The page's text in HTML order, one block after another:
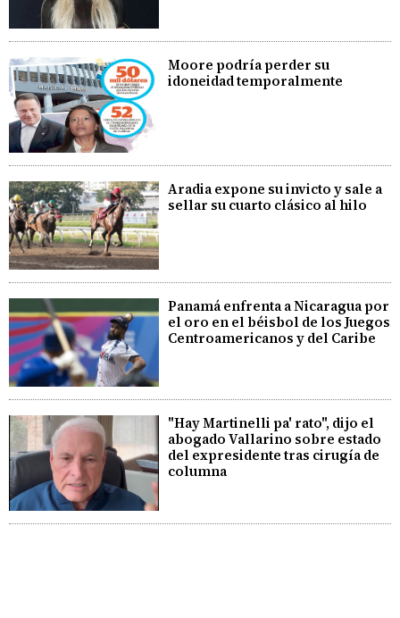
Moore podría perder su
idoneidad temporalmente
Aradia expone su invicto y sale a
sellar su cuarto clásico al hilo
Panamá enfrenta a Nicaragua por
el oro en el béisbol de los Juegos
Centroamericanos y del Caribe
"Hay Martinelli pa' rato", dijo el
abogado Vallarino sobre estado
del expresidente tras cirugía de
columna